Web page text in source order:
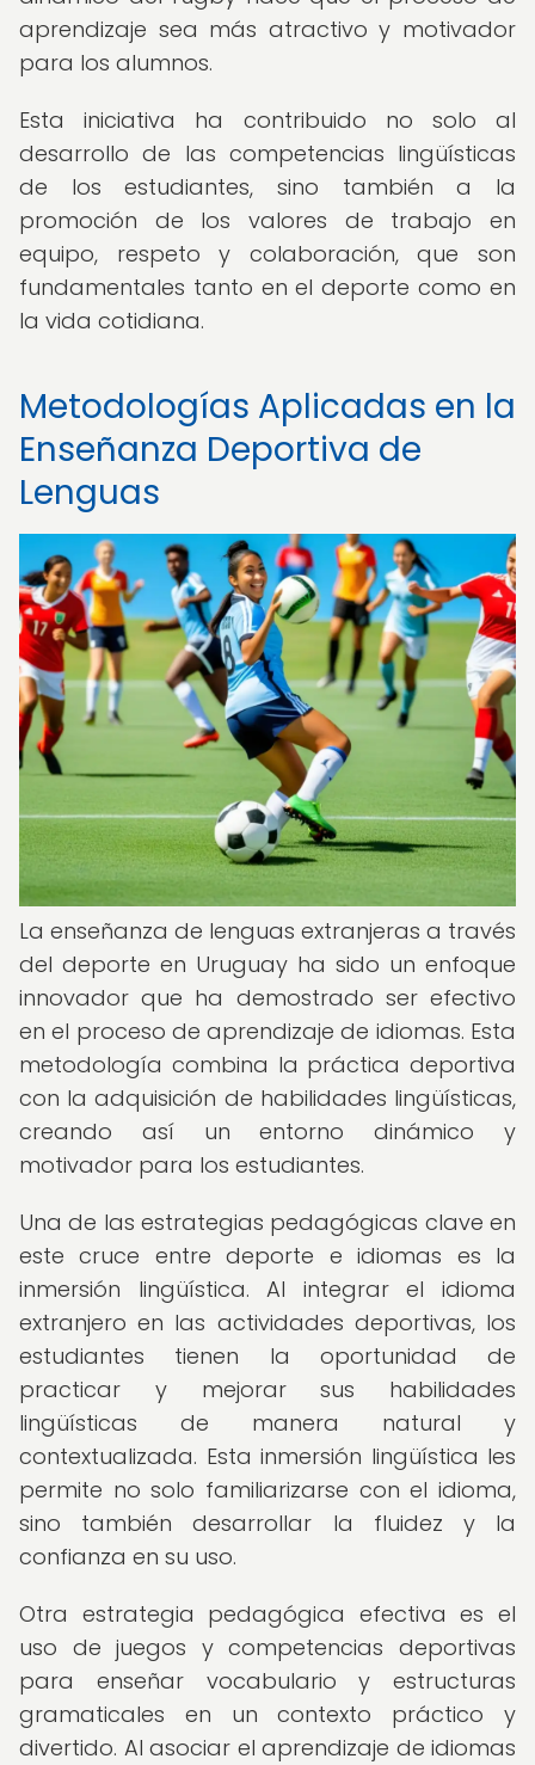
aprendizaje sea más atractivo y motivador
para los alumnos.
Esta iniciativa ha contribuido no solo al
desarrollo de las competencias lingüísticas
de los estudiantes, sino también a la
promoción de los valores de trabajo en
equipo, respeto y colaboración, que son
fundamentales tanto en el deporte como en
la vida cotidiana.
Metodologías Aplicadas en la
Enseñanza Deportiva de
Lenguas
La enseñanza de lenguas extranjeras a través
del deporte en Uruguay ha sido un enfoque
innovador que ha demostrado ser efectivo
en el proceso de aprendizaje de idiomas. Esta
metodología combina la práctica deportiva
con la adquisición de habilidades lingüísticas,
creando así un entorno dinámico y
motivador para los estudiantes.
Una de las estrategias pedagógicas clave en
este cruce entre deporte e idiomas es la
inmersión lingüística. Al integrar el idioma
extranjero en las actividades deportivas, los
estudiantes tienen la oportunidad de
practicar y mejorar sus habilidades
lingüísticas de manera natural y
contextualizada. Esta inmersión lingüística les
permite no solo familiarizarse con el idioma,
sino también desarrollar la fluidez y la
confianza en su uso.
Otra estrategia pedagógica efectiva es el
uso de juegos y competencias deportivas
para enseñar vocabulario y estructuras
gramaticales en un contexto práctico y
divertido. Al asociar el aprendizaje de idiomas